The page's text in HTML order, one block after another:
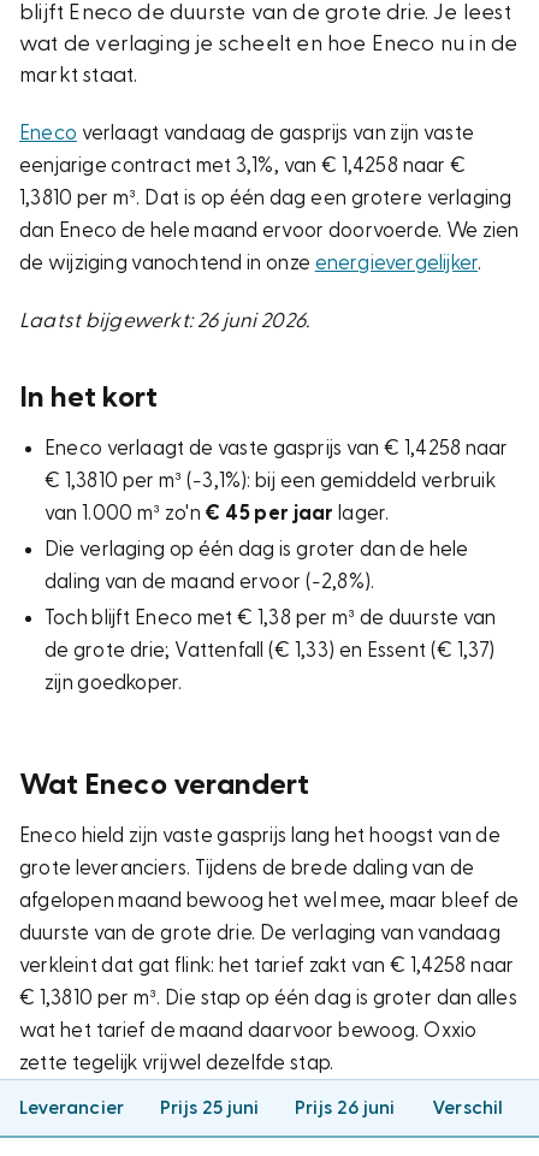
blijft Eneco de duurste van de grote drie. Je leest
wat de verlaging je scheelt en hoe Eneco nu in de
markt staat.
Eneco verlaagt vandaag de gasprijs van zijn vaste
eenjarige contract met 3,1%, van € 1,4258 naar €
1,3810 per m³. Dat is op één dag een grotere verlaging
dan Eneco de hele maand ervoor doorvoerde. We zien
de wijziging vanochtend in onze energievergelijker.
Laatst bijgewerkt: 26 juni 2026.
In het kort
Eneco verlaagt de vaste gasprijs van € 1,4258 naar
€ 1,3810 per m³ (−3,1%): bij een gemiddeld verbruik
van 1.000 m³ zo'n € 45 per jaar lager.
Die verlaging op één dag is groter dan de hele
daling van de maand ervoor (−2,8%).
Toch blijft Eneco met € 1,38 per m³ de duurste van
de grote drie; Vattenfall (€ 1,33) en Essent (€ 1,37)
zijn goedkoper.
Wat Eneco verandert
Eneco hield zijn vaste gasprijs lang het hoogst van de
grote leveranciers. Tijdens de brede daling van de
afgelopen maand bewoog het wel mee, maar bleef de
duurste van de grote drie. De verlaging van vandaag
verkleint dat gat flink: het tarief zakt van € 1,4258 naar
€ 1,3810 per m³. Die stap op één dag is groter dan alles
wat het tarief de maand daarvoor bewoog. Oxxio
zette tegelijk vrijwel dezelfde stap.
Leverancier Prijs 25 juni Prijs 26 juni Verschil